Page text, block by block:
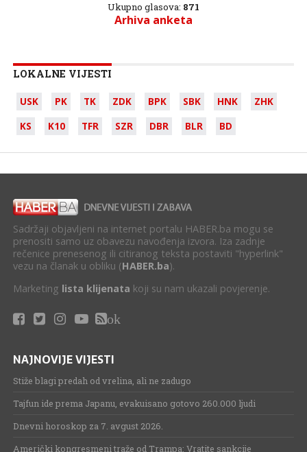
Ukupno glasova: 871
Arhiva anketa
LOKALNE VIJESTI
USK PK TK ZDK BPK SBK HNK
ZHK
KS
K10 TFR SZR DBR BLR BD
Sadržaji objavljeni na internet portalu HABER.ba mogu se
prenositi samo uz obavezu navođenja izvora. Iza zadnje
rečenice prenesenog ili citiranog teksta postaviti "hyperlink"
vezu na članak u obliku (HABER.ba).
Marketing lista klijenata koji su nam ukazali povjerenje.
ok
NAJNOVIJE VIJESTI
Stiže blagi predah od vrelina, ali ne zadugo
Tajfun ide prema Japanu, evakuisano gotovo 260.000 ljudi
Dnevni horoskop za 7. avgust 2026.
Američki kongresmeni traže od Trampa: Vratite sankcije